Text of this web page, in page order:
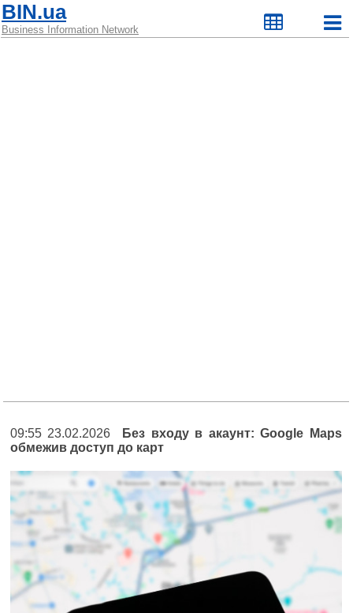
BIN.ua
Business Information Network
09:55 23.02.2026
Без входу в акаунт: Google Maps
обмежив доступ до карт